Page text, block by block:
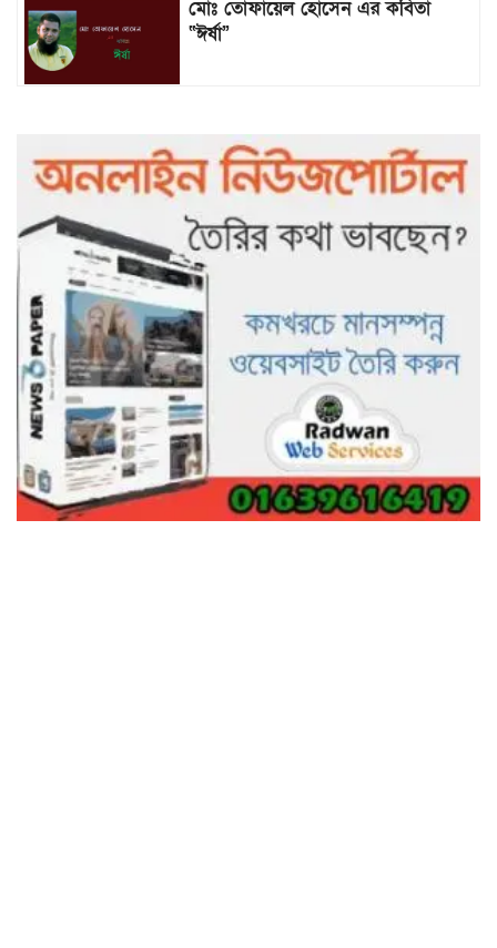
মোঃ তোফায়েল হোসেন এর কবিতা
“ঈর্ষা”
আটকে পড়া ১০ পর্যটককে উদ্ধার করল
পুলিশ ও ফায়ার সার্ভিস
গাছ না কেটে আমাদের পুড়িয়ে মারলে
ভালো হতো’: বন বিভাগের নিষ্ঠুরতায়
নিঃস্ব কৃষক